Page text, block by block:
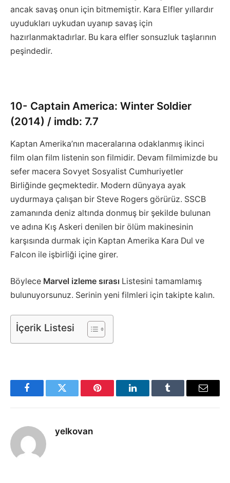
ancak savaş onun için bitmemiştir. Kara Elfler yıllardır
uyudukları uykudan uyanıp savaş için
hazırlanmaktadırlar. Bu kara elfler sonsuzluk taşlarının
peşindedir.
10- Captain America: Winter Soldier
(2014) / imdb: 7.7
Kaptan Amerika’nın maceralarına odaklanmış ikinci
film olan film listenin son filmidir. Devam filmimizde bu
sefer macera Sovyet Sosyalist Cumhuriyetler
Birliğinde geçmektedir. Modern dünyaya ayak
uydurmaya çalışan bir Steve Rogers görürüz. SSCB
zamanında deniz altında donmuş bir şekilde bulunan
ve adına Kış Askeri denilen bir ölüm makinesinin
karşısında durmak için Kaptan Amerika Kara Dul ve
Falcon ile işbirliği içine girer.
Böylece Marvel izleme sırası Listesini tamamlamış
bulunuyorsunuz. Serinin yeni filmleri için takipte kalın.
İçerik Listesi
FacebookTwitter Pinterest LinkedInTumblr Email
yelkovan